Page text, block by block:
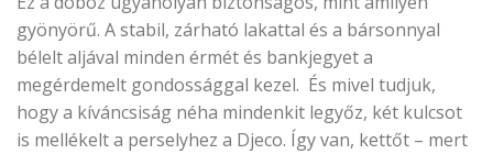
gyönyörű. A stabil, zárható lakattal és a bársonnyal
bélelt aljával minden érmét és bankjegyet a
megérdemelt gondossággal kezel. És mivel tudjuk,
hogy a kíváncsiság néha mindenkit legyőz, két kulcsot
is mellékelt a perselyhez a Djeco. Így van, kettőt – mert